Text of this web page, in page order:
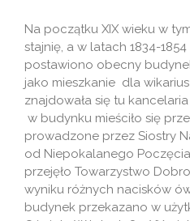
Na początku XIX wieku w
stajnię, a w latach 1834-
postawiono obecny
jako mieszkanie dla
znajdowała się tu
w budynku mieściło się
prowadzone przez Siostry
od Niepokalanego
przejęło Towarzystwo
wyniku różnych nacisków
budynek przekazano w